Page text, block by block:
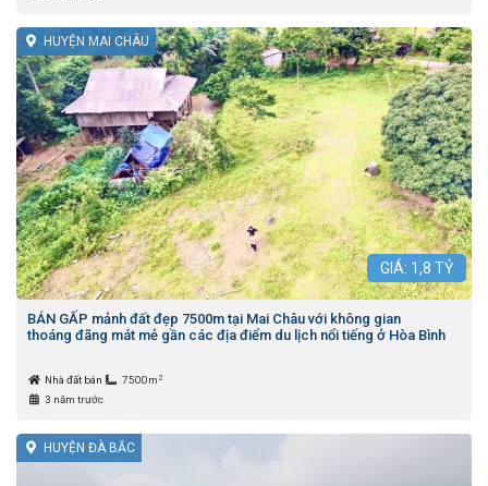
HUYỆN MAI CHÂU
GIÁ: 1,8 TỶ
BÁN GẤP mảnh đất đẹp 7500m tại Mai Châu với không gian
thoáng đãng mát mẻ gần các địa điểm du lịch nổi tiếng ở Hòa Bình
Nhà đất bán 7500m 2
3 năm trước
HUYỆN ĐÀ BẮC